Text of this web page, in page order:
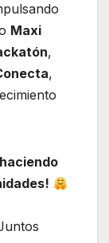
Maxi
,
,